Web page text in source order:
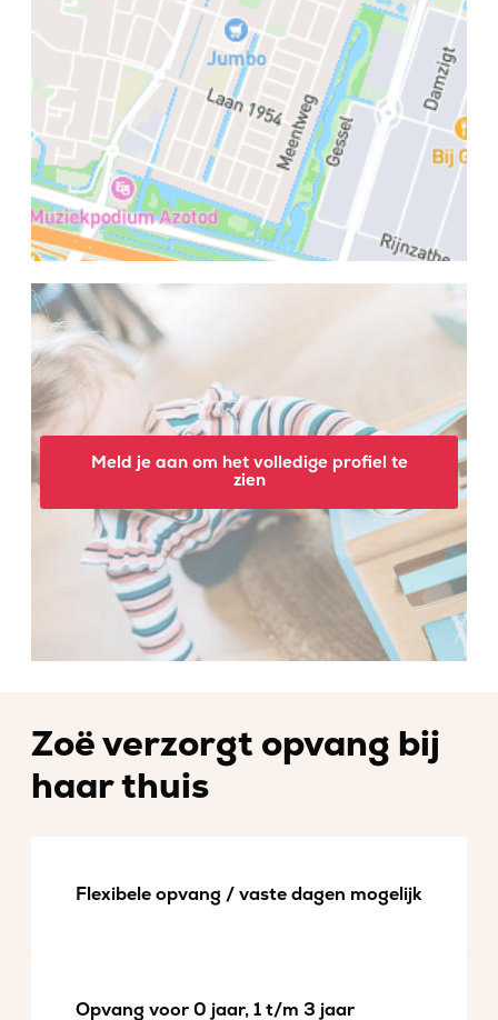
Meld je aan om het volledige profiel te
zien
Zoë verzorgt opvang bij
haar thuis
Flexibele opvang / vaste dagen mogelijk
Opvang voor 0 jaar, 1 t/m 3 jaar